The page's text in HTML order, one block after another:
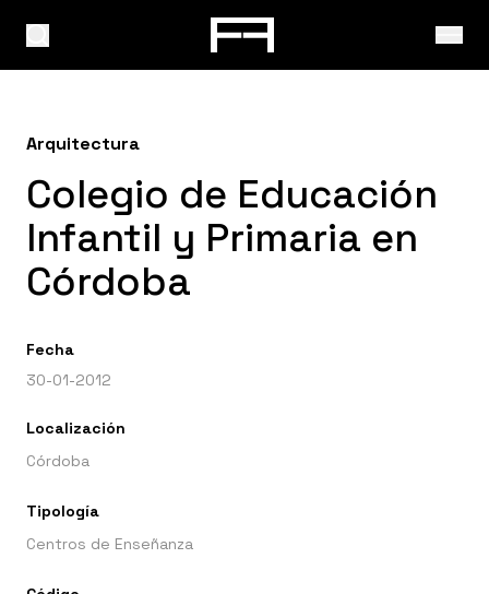
Arquitectura
Colegio de Educación
Infantil y Primaria en
Córdoba
Fecha
30-01-2012
Localización
Córdoba
Tipología
Centros de Enseñanza